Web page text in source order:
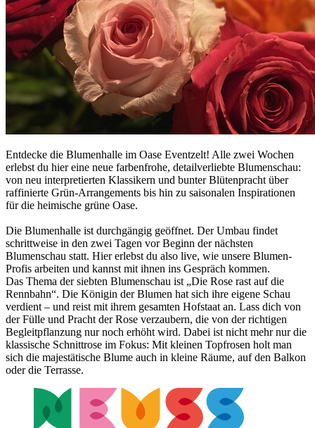
Entdecke die Blumenhalle im Oase Eventzelt! Alle zwei Wochen
erlebst du hier eine neue farbenfrohe, detailverliebte Blumenschau:
von neu interpretierten Klassikern und bunter Blütenpracht über
raffinierte Grün-Arrangements bis hin zu saisonalen Inspirationen
für die heimische grüne Oase.
Die Blumenhalle ist durchgängig geöffnet. Der Umbau findet
schrittweise in den zwei Tagen vor Beginn der nächsten
Blumenschau statt. Hier erlebst du also live, wie unsere Blumen-
Profis arbeiten und kannst mit ihnen ins Gespräch kommen.
Das Thema der siebten Blumenschau ist „Die Rose rast auf die
Rennbahn“. Die Königin der Blumen hat sich ihre eigene Schau
verdient – und reist mit ihrem gesamten Hofstaat an. Lass dich von
der Fülle und Pracht der Rose verzaubern, die von der richtigen
Begleitpflanzung nur noch erhöht wird. Dabei ist nicht mehr nur die
klassische Schnittrose im Fokus: Mit kleinen Topfrosen holt man
sich die majestätische Blume auch in kleine Räume, auf den Balkon
oder die Terrasse.